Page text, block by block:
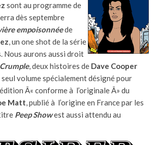
sont au programme de
dès septembre
empoisonnéede
, un one shot de la série
Nous aurons aussi droit
Crumple, deux histoires de Dave Cooper
volume spécialement désigné pour
Â« conforme à l’originale Â» du
Matt, publié à l’origine en France par les
Peep Showest aussi attendu au